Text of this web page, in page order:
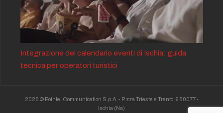
Integrazione del calendario eventi di Ischia: guida
tecnica per operatori turistici
2025 © Pointel Communication S.p.A. - P.zza Trieste e Trento, 9 80077 -
Ischia (Na)